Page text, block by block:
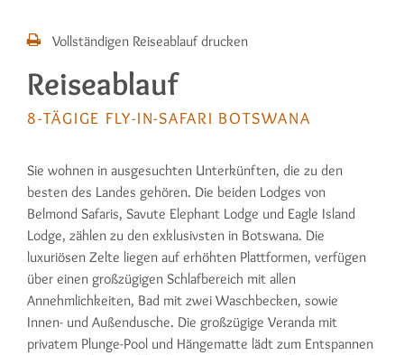
Vollständigen Reiseablauf drucken
Reiseablauf
8-TÄGIGE FLY-IN-SAFARI BOTSWANA
Sie wohnen in ausgesuchten Unterkünften, die zu den
besten des Landes gehören. Die beiden Lodges von
Belmond Safaris, Savute Elephant Lodge und Eagle Island
Lodge, zählen zu den exklusivsten in Botswana. Die
luxuriösen Zelte liegen auf erhöhten Plattformen, verfügen
über einen großzügigen Schlafbereich mit allen
Annehmlichkeiten, Bad mit zwei Waschbecken, sowie
Innen- und Außendusche. Die großzügige Veranda mit
privatem Plunge-Pool und Hängematte lädt zum Entspannen